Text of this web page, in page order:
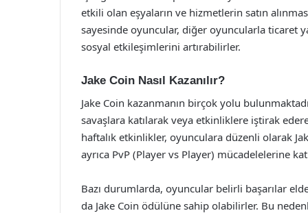
etkili olan eşyaların ve hizmetlerin satın
sayesinde oyuncular, diğer oyuncularla ticaret
sosyal etkileşimlerini artırabilirler.
Jake Coin Nasıl Kazanılır?
Jake Coin kazanmanın birçok yolu
savaşlara katılarak veya etkinliklere iştirak
haftalık etkinlikler, oyunculara düzenli olarak
ayrıca PvP (Player vs Player) mücadelelerine
Bazı durumlarda, oyuncular belirli başarılar
da Jake Coin ödülüne sahip olabilirler. Bu